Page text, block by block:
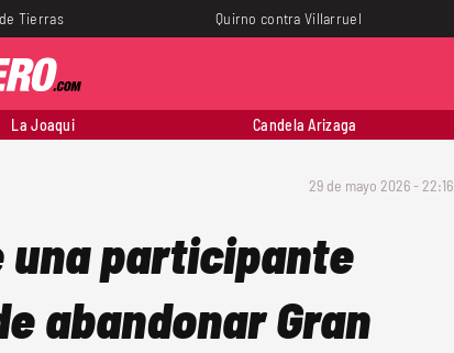
Tierras Quirno contra Villarruel
La Joaqui Candela Arizaga
29 de mayo 2026 - 22:16
una participante
abandonar Gran